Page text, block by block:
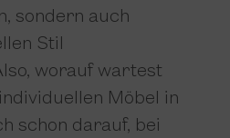
sondern auch
Stil
worauf wartest
Möbel in
schon darauf, bei